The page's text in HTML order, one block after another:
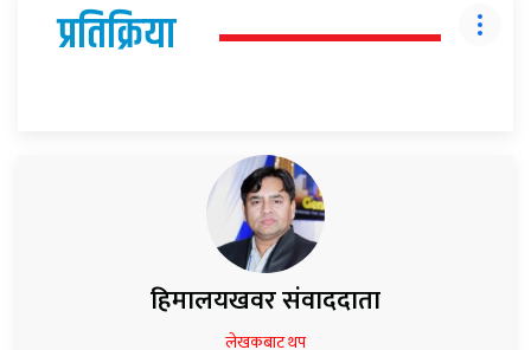
प्रतिक्रिया
हिमालयखवर संवाददाता
लेखकबाट थप